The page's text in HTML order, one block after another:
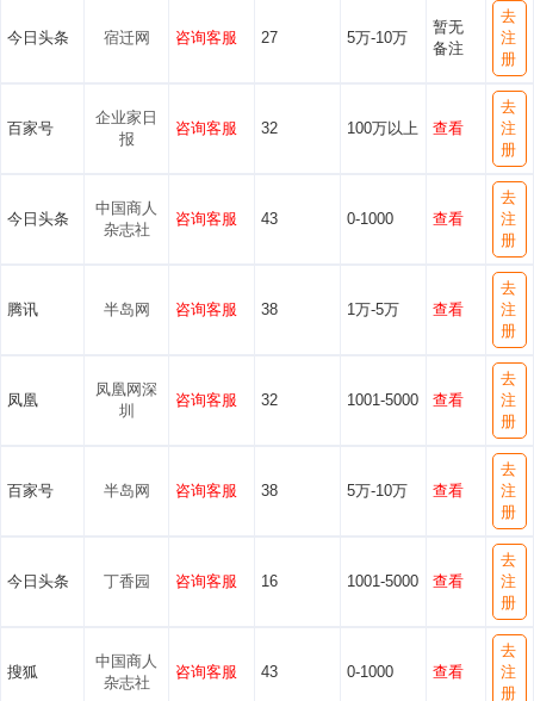
今日头条 宿迁网 咨询客服 27 5万-10万
暂无
备注
去
注
册
百家号
企业家日
报
咨询客服 32 100万以上 查看
去
注
册
今日头条
中国商人
杂志社
咨询客服 43 0-1000 查看
去
注
册
腾讯 半岛网 咨询客服 38 1万-5万 查看
去
注
册
凤凰
凤凰网深
圳
咨询客服 32 1001-5000 查看
去
注
册
百家号 半岛网 咨询客服 38 5万-10万 查看
去
注
册
今日头条 丁香园 咨询客服 16 1001-5000 查看
去
注
册
搜狐
中国商人
杂志社
咨询客服 43 0-1000 查看
去
注
册